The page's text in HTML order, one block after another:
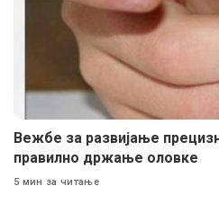
Вежбе за развијање
правилно држање оловке
5 мин за читање